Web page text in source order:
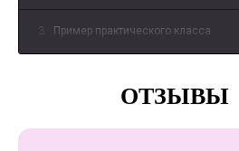
3 Пример практического класса
ОТЗЫВЫ